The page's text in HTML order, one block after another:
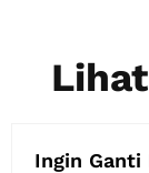
Ingin Ganti